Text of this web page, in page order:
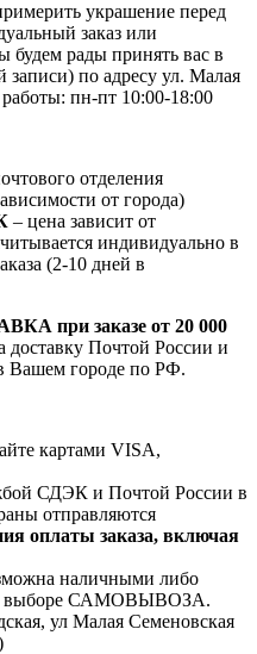
украшение перед
заказ или
будем рады принять вас в
записи) по адресу ул. Малая
пн-пт 10:00-18:00
отделения
от города)
– цена зависит от
индивидуально в
(2-10 дней в
при заказе от 20 000
доставку Почтой России и
Вашем городе по РФ.
картами VISA,
СДЭК и Почтой России в
отправляются
оплаты заказа, включая
наличными либо
выборе САМОВЫВОЗА.
ул Малая Семеновская